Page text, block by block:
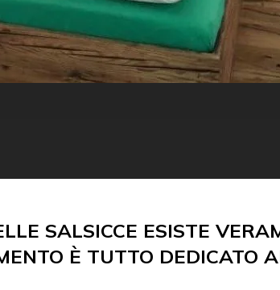
SALSICCE ESISTE
È TUTTO DEDICATO